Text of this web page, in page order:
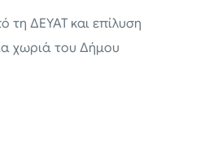
τη ΔΕΥΑΤ και επίλυση
χωριά του Δήμου